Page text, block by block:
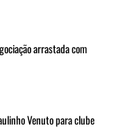
arrastada com
Venuto para clube